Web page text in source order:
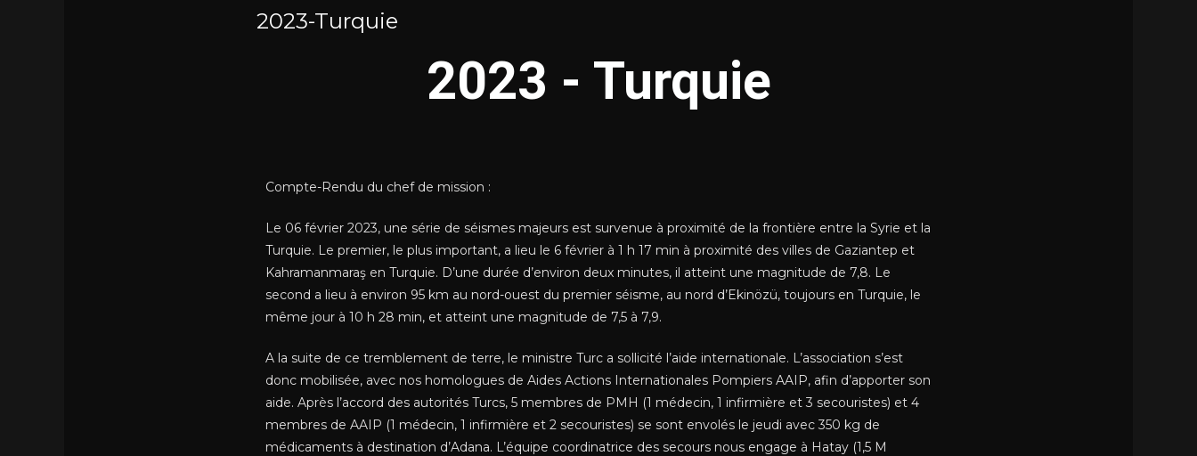
2023-Turquie
2023 - Turquie
Compte-Rendu du chef de mission :
Le 06 février 2023, une série de séismes majeurs est survenue à proximité de la frontière entre la Syrie et la
Turquie. Le premier, le plus important, a lieu le 6 février à 1 h 17 min à proximité des villes de Gaziantep et
Kahramanmaraş en Turquie. D’une durée d’environ deux minutes, il atteint une magnitude de 7,8. Le
second a lieu à environ 95 km au nord-ouest du premier séisme, au nord d’Ekinözü, toujours en Turquie, le
même jour à 10 h 28 min, et atteint une magnitude de 7,5 à 7,9.
A la suite de ce tremblement de terre, le ministre Turc a sollicité l’aide internationale. L’association s’est
donc mobilisée, avec nos homologues de Aides Actions Internationales Pompiers AAIP, afin d’apporter son
aide. Après l’accord des autorités Turcs, 5 membres de PMH (1 médecin, 1 infirmière et 3 secouristes) et 4
membres de AAIP (1 médecin, 1 infirmière et 2 secouristes) se sont envolés le jeudi avec 350 kg de
médicaments à destination d’Adana. L’équipe coordinatrice des secours nous engage à Hatay (1,5 M